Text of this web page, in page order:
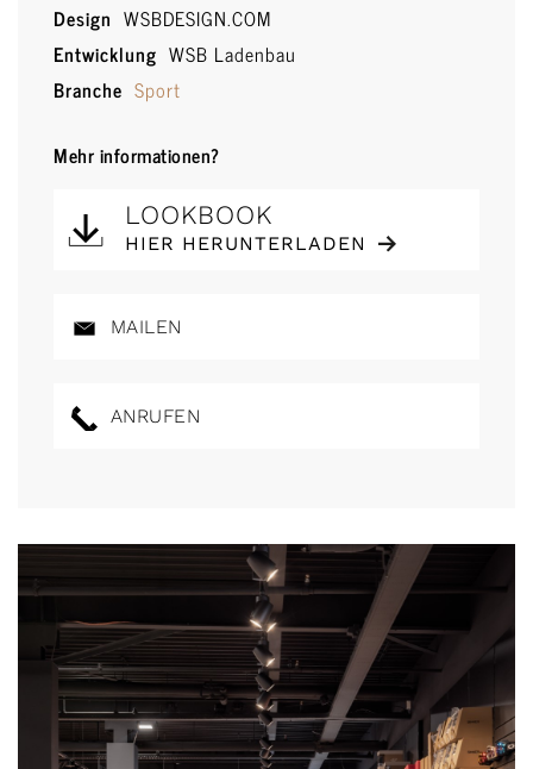
Design WSBDESIGN.COM
Entwicklung WSB Ladenbau
Branche Sport
Mehr informationen?
LOOKBOOK
HIER HERUNTERLADEN
MAILEN
ANRUFEN